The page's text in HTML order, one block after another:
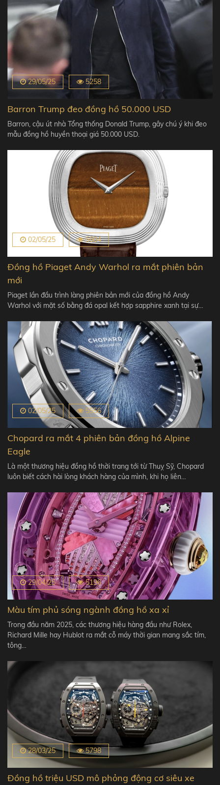
29/05/25 5258
Barron Trump đeo đồng hồ 50.000 USD
Barron, cậu út nhà Tổng thống Donald Trump, gây chú ý khi đeo
mẫu đồng hồ huyền thoại giá 50.000 USD.
02/05/25 5604
Đồng hồ Piaget Andy Warhol ra mắt phiên bản
mới
Piaget lần đầu trình làng phiên bản mới của đồng hồ Andy
Warhol với mặt số bằng đá opal kết hợp sapphire xanh tại sự…
02/05/25 5556
Chopard ra mắt 4 phiên bản đồng hồ Alpine
Eagle
Là một thương hiệu đồng hồ thời trang tới từ Thuỵ Sỹ, Chopard
luôn biết cách hài lòng khách hàng của mình, khi họ liên…
29/04/25 5196
Màu tím phủ sóng ngành đồng hồ xa xỉ
Trong đầu năm 2025, các thương hiệu hàng đầu như Rolex,
Richard Mille hay Hublot ra mắt cỗ máy thời gian mang sắc tím,
tông…
28/03/25 5798
Đồng hồ triệu USD mô phỏng động cơ siêu xe